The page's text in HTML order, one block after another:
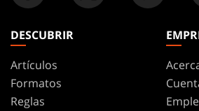
DESCUBRIR
Artículos
Formatos
Reglas